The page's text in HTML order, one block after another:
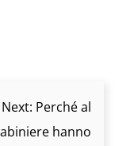
Next: Perché al
hanno